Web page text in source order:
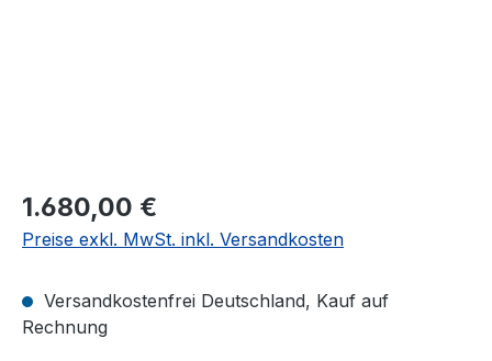
Regulärer Preis:
1.680,00 €
Preise exkl. MwSt. inkl. Versandkosten
Versandkostenfrei Deutschland, Kauf auf
Rechnung